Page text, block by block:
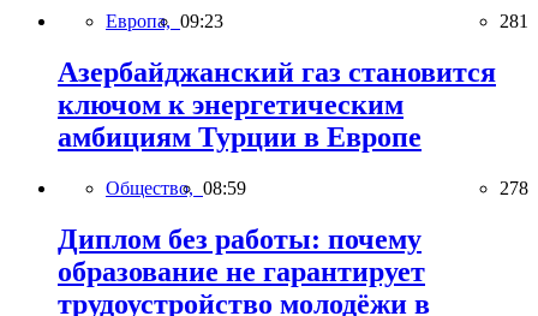
Европа, 09:23 281
Азербайджанский газ становится
ключом к энергетическим
амбициям Турции в Европе
Общество, 08:59 278
Диплом без работы: почему
образование не гарантирует
трудоустройство молодёжи в